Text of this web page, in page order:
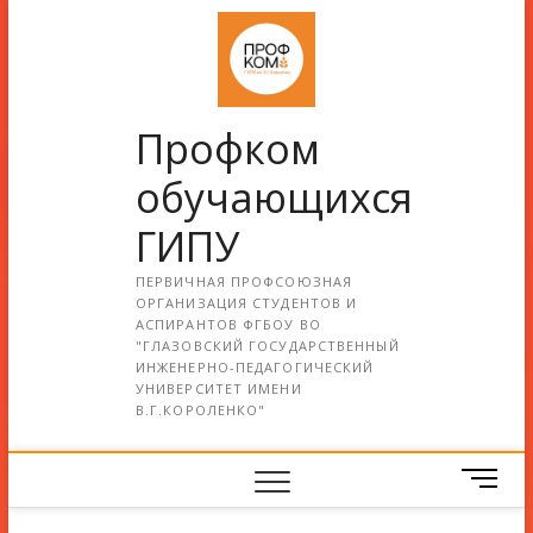
Профком
обучающихся
ГИПУ
ПЕРВИЧНАЯ ПРОФСОЮЗНАЯ
ОРГАНИЗАЦИЯ СТУДЕНТОВ И
АСПИРАНТОВ ФГБОУ ВО
"ГЛАЗОВСКИЙ ГОСУДАРСТВЕННЫЙ
ИНЖЕНЕРНО-ПЕДАГОГИЧЕСКИЙ
УНИВЕРСИТЕТ ИМЕНИ
В.Г.КОРОЛЕНКО"
М
е